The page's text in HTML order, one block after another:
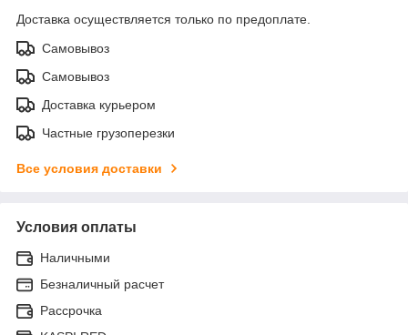
Доставка осуществляется только по предоплате.
Самовывоз
Самовывоз
Доставка курьером
Частные грузоперезки
Все условия доставки
Условия оплаты
Наличными
Безналичный расчет
Рассрочка